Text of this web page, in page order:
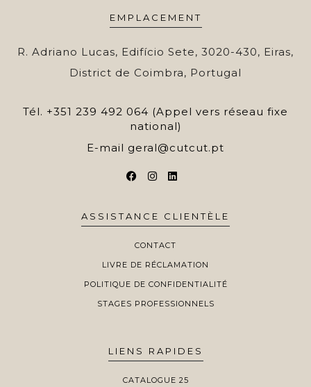
EMPLACEMENT
R. Adriano Lucas, Edifício Sete, 3020-430, Eiras,
District de Coimbra, Portugal
Tél. +351 239 492 064 (Appel vers réseau fixe
national)
E-mail geral@cutcut.pt
ASSISTANCE CLIENTÈLE
CONTACT
LIVRE DE RÉCLAMATION
POLITIQUE DE CONFIDENTIALITÉ
STAGES PROFESSIONNELS
LIENS RAPIDES
CATALOGUE 25